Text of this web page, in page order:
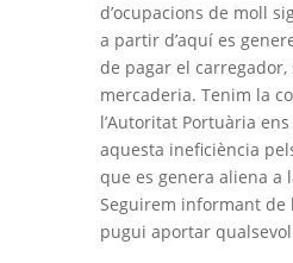
d’ocupacions de moll
a partir d’aquí es
de pagar el
mercaderia. Tenim la
l’Autoritat Portuària
aquesta ineficiència
que es genera aliena a
Seguirem informant de
pugui aportar